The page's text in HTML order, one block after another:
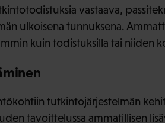
vastaava,
ulkoisena tunnuksena.
kuin todistuksilla tai niiden
tutkintojärjestelmän
tavoittelussa ammatillisen